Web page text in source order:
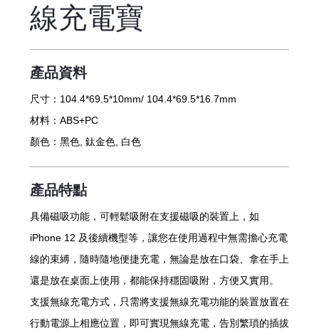
線充電寶
產品資料
尺寸： 104.4*69.5*10mm/ 104.4*69.5*16.7mm
材料： ABS+PC
顏色： 黑色, 鈦金色, 白色
產品特點
具備磁吸功能，可輕鬆吸附在支援磁吸的裝置上，如
iPhone 12 及後續機型等，讓您在使用過程中無需擔心充電
線的束縛，隨時隨地便捷充電，無論是放在口袋、拿在手上
還是放在桌面上使用，都能保持穩固吸附，方便又實用。
支援無線充電方式，只需將支援無線充電功能的裝置放置在
行動電源上相應位置，即可實現無線充電，告別繁瑣的插拔